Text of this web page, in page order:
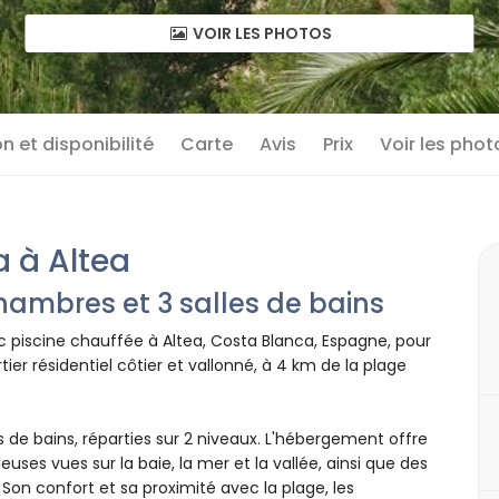
VOIR LES PHOTOS
et disponibilité Carte Avis Prix Voir les
à Altea
et 3 salles de bains
chauffée à Altea, Costa Blanca, Espagne, pour
résidentiel côtier et vallonné, à 4 km de la plage
bains, réparties sur 2 niveaux. L'hébergement offre
vues sur la baie, la mer et la vallée, ainsi que des
confort et sa proximité avec la plage, les